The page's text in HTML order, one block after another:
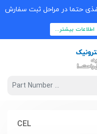
حتما در مراحل ثبت سفارش
اطلاعات بیشتر...
CEL